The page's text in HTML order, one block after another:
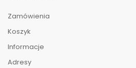
Zamówienia
Koszyk
Informacje
Adresy